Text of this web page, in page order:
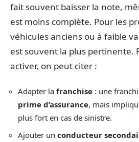
fait souvent baisser la note,
est moins complète. Pour les
véhicules anciens ou à faible
est souvent la plus pertinente.
activer, on peut citer :
Adapter la franchise : une
prime d’assurance, mais
plus fort en cas de sinistre.
Ajouter un conducteur